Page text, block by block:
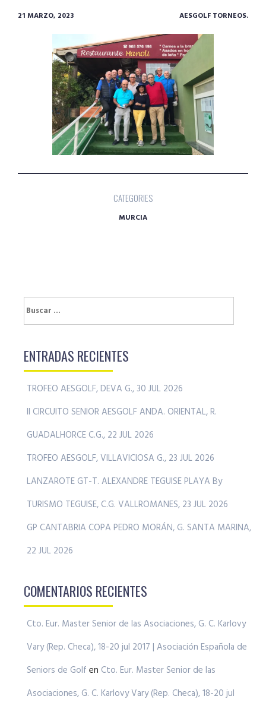
21 MARZO, 2023 AESGOLF TORNEOS.
CATEGORIES
MURCIA
Buscar:
ENTRADAS RECIENTES
TROFEO AESGOLF, DEVA G., 30 JUL 2026
II CIRCUITO SENIOR AESGOLF ANDA. ORIENTAL, R.
GUADALHORCE C.G., 22 JUL 2026
TROFEO AESGOLF, VILLAVICIOSA G., 23 JUL 2026
LANZAROTE GT-T. ALEXANDRE TEGUISE PLAYA By
TURISMO TEGUISE, C.G. VALLROMANES, 23 JUL 2026
GP CANTABRIA COPA PEDRO MORÁN, G. SANTA MARINA,
22 JUL 2026
COMENTARIOS RECIENTES
Cto. Eur. Master Senior de las Asociaciones, G. C. Karlovy
Vary (Rep. Checa), 18-20 jul 2017 | Asociación Española de
Seniors de Golf en Cto. Eur. Master Senior de las
Asociaciones, G. C. Karlovy Vary (Rep. Checa), 18-20 jul